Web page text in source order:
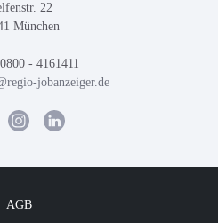
22
München
0800 - 4161411
jobanzeiger.de
AGB